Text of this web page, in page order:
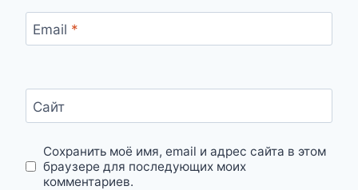
Email *
Сайт
Сохранить моё имя, email и адрес сайта в этом
браузере для последующих моих
комментариев.